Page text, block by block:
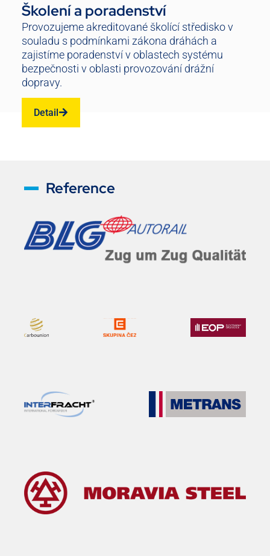
Školení a poradenství
Provozujeme akreditované školící středisko v
souladu s podmínkami zákona dráhách a
zajistíme poradenství v oblastech systému
bezpečnosti v oblasti provozování drážní
dopravy.
Detail
Reference